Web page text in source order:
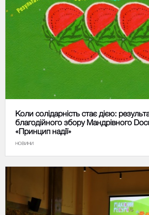
Коли солідарність стає дією:
благодійного збору Мандрівного
«Принцип надії»
НОВИНИ